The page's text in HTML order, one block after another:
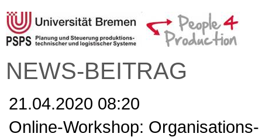
NEWS-BEITRAG
21.04.2020 08:20
Online-Workshop: